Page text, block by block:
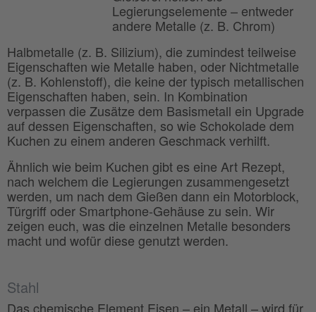
Legierungselemente – entweder
andere Metalle (z. B. Chrom)
Halbmetalle (z. B. Silizium), die zumindest teilweise
Eigenschaften wie Metalle haben, oder Nichtmetalle
(z. B. Kohlenstoff), die keine der typisch metallischen
Eigenschaften haben, sein. In Kombination
verpassen die Zusätze dem Basismetall ein Upgrade
auf dessen Eigenschaften, so wie Schokolade dem
Kuchen zu einem anderen Geschmack verhilft.
Ähnlich wie beim Kuchen gibt es eine Art Rezept,
nach welchem die Legierungen zusammengesetzt
werden, um nach dem Gießen dann ein Motorblock,
Türgriff oder Smartphone-Gehäuse zu sein. Wir
zeigen euch, was die einzelnen Metalle besonders
macht und wofür diese genutzt werden.
Stahl
Das chemische Element Eisen – ein Metall – wird für